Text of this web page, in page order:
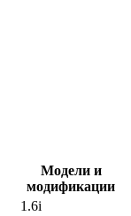
Модели и
модификации
1.6i